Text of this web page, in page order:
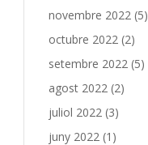
novembre 2022 (5)
octubre 2022 (2)
setembre 2022 (5)
agost 2022 (2)
juliol 2022 (3)
juny 2022 (1)